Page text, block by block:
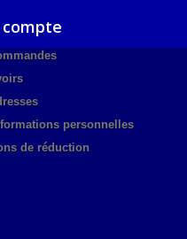
personnelles
de réduction